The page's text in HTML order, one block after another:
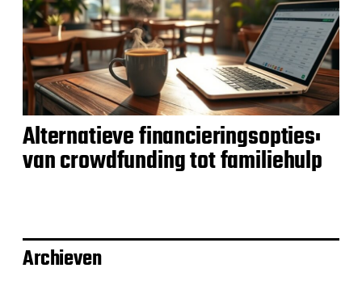
Alternatieve financieringsopties:
van crowdfunding tot familiehulp
Archieven